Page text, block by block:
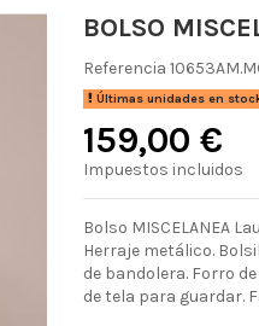
BOLSO
Referencia
Últimas unidades en
159,00 €
Impuestos incluidos
Bolso MISCELANEA
Herraje metálico.
de bandolera. Forro
de tela para guardar.